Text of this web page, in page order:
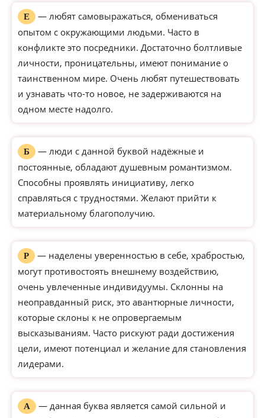
Е
— любят самовыражаться, обмениваться
опытом с окружающими людьми. Часто в
конфликте это посредники. Достаточно болтливые
личности, проницательны, имеют понимание о
таинственном мире. Очень любят путешествовать
и узнавать что-то новое, не задерживаются на
одном месте надолго.
Б
— люди с данной буквой надёжные и
постоянные, обладают душевным романтизмом.
Способны проявлять инициативу, легко
справляться с трудностями. Желают прийти к
материальному благополучию.
Р
— наделены уверенностью в себе, храбростью,
могут противостоять внешнему воздействию,
очень увлеченные индивидуумы. Склонны на
неоправданный риск, это авантюрные личности,
которые склоны к не опровергаемым
высказываниям. Часто рискуют ради достижения
цели, имеют потенциал и желание для становления
лидерами.
А
— данная буква является самой сильной и